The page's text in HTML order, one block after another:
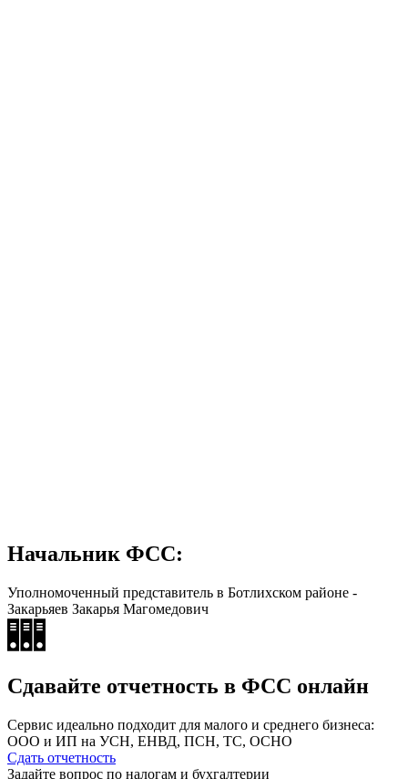
Начальник ФСС:
Уполномоченный представитель в Ботлихском районе -
Закарьяев Закарья Магомедович
Сдавайте отчетность в ФСС онлайн
Сервис идеально подходит для малого и среднего бизнеса:
ООО и ИП на УСН, ЕНВД, ПСН, ТС, ОСНО
Сдать отчетность
Задайте вопрос по налогам и бухгалтерии